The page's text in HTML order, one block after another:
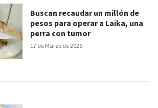
17 de Marzo de 2026
Buscan recaudar un millón de
pesos para operar a Laika, una
perra con tumor